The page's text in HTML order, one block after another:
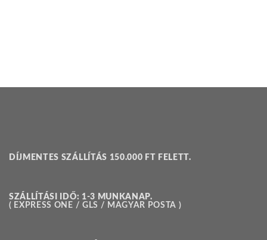
DÍJMENTES SZÁLLÍTÁS 150.000 FT FELETT.
SZÁLLÍTÁSI IDŐ: 1-3 MUNKANAP.
( EXPRESS ONE / GLS / MAGYAR POSTA )